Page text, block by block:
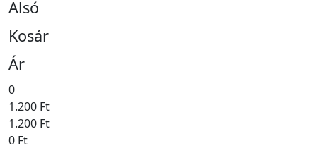
Alsó
Kosár
Ár
0
1.200 Ft
1.200 Ft
0 Ft